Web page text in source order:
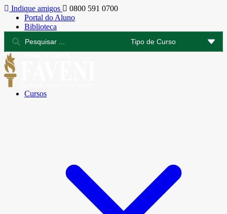
Indique amigos
0800 591 0700
Portal do Aluno
Biblioteca
Cursos